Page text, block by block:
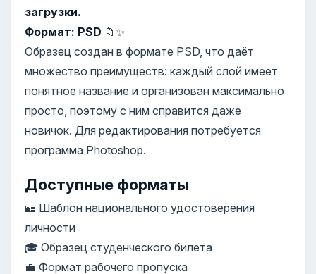
загрузки.
Формат: PSD 📁✨
Образец создан в формате PSD, что даёт
множество преимуществ: каждый слой имеет
понятное название и организован максимально
просто, поэтому с ним справится даже
новичок. Для редактирования потребуется
программа Photoshop.
Доступные форматы
🪪 Шаблон национального удостоверения
личности
🎓 Образец студенческого билета
💼 Формат рабочего пропуска